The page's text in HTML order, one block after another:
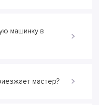
машинку в
мастер?